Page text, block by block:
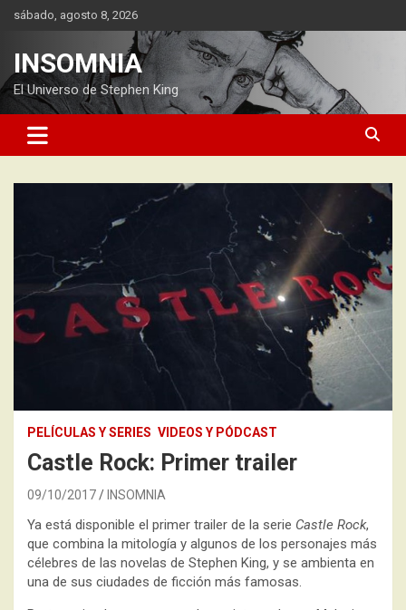
Saltarsábado, agosto 8, 2026
INSOMNIA
El Universo de Stephen King
PELÍCULAS Y SERIES VIDEOS Y PÓDCAST
Castle Rock: Primer trailer
09/10/2017 INSOMNIA
Ya está disponible el primer trailer de la serie Castle Rock,
que combina la mitología y algunos de los personajes más
célebres de las novelas de Stephen King, y se ambienta en
una de sus ciudades de ficción más famosas.